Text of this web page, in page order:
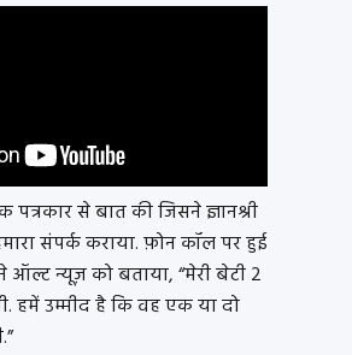
से बात की जिसने ज्ञानश्री
संपर्क कराया. फ़ोन कॉल पर हुई
न्यूज़ को बताया, “मेरी बेटी 2
हमें उम्मीद है कि वह एक या दो